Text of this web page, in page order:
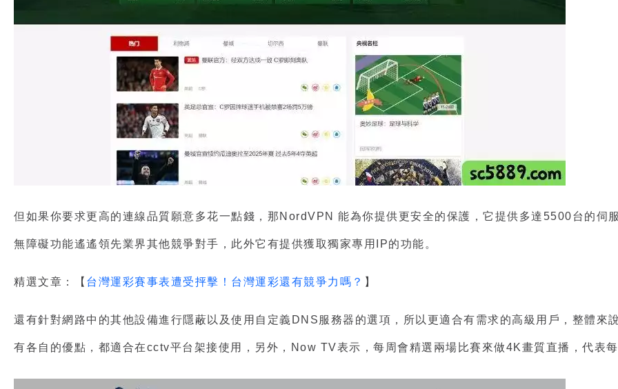
但如果你要求更高的連線品質願意多花一點錢，那NordVPN 能為你提供更安全的保護，它提供多達5500台的伺
無障礙功能遙遙領先業界其他競爭對手，此外它有提供獲取獨家專用IP的功能。
精選文章：【 台灣運彩賽事表遭受抨擊！台灣運彩還有競爭力嗎？ 】
還有針對網路中的其他設備進行隱蔽以及使用自定義DNS服務器的選項，所以更適合有需求的高級用戶，整體
有各自的優點，都適合在cctv平台架接使用，另外，Now TV表示，每周會精選兩場比賽來做4K畫質直播，代表